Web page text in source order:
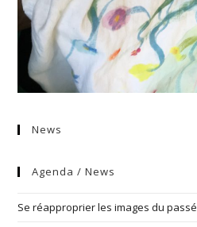
News
Agenda / News
Se réapproprier les images du passé